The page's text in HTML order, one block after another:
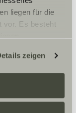
liegen für die
vor. Es besteht
Daten für
Daten
finden Sie hier:
zeigen
søer